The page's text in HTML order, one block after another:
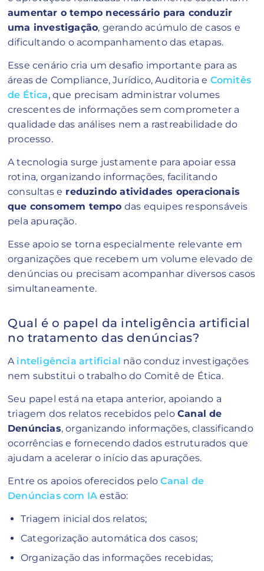
aumentar o tempo necessário para conduzir
uma investigação, gerando acúmulo de casos e
dificultando o acompanhamento das etapas.
Esse cenário cria um desafio importante para as
áreas de Compliance, Jurídico, Auditoria e Comitês
de Ética, que precisam administrar volumes
crescentes de informações sem comprometer a
qualidade das análises nem a rastreabilidade do
processo.
A tecnologia surge justamente para apoiar essa
rotina, organizando informações, facilitando
consultas e reduzindo atividades operacionais
que consomem tempo das equipes responsáveis
pela apuração.
Esse apoio se torna especialmente relevante em
organizações que recebem um volume elevado de
denúncias ou precisam acompanhar diversos casos
simultaneamente.
Qual é o papel da inteligência artificial
no tratamento das denúncias?
A inteligência artificial não conduz investigações
nem substitui o trabalho do Comitê de Ética.
Seu papel está na etapa anterior, apoiando a
triagem dos relatos recebidos pelo Canal de
Denúncias, organizando informações, classificando
ocorrências e fornecendo dados estruturados que
ajudam a acelerar o início das apurações.
Entre os apoios oferecidos peloCanal de
Denúncias com IA estão:
Triagem inicial dos relatos;
Categorização automática dos casos;
Organização das informações recebidas;